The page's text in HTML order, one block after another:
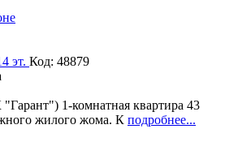
эт. Код: 48879
1-комнатная квартира 43
жилого жома. К подробнее...